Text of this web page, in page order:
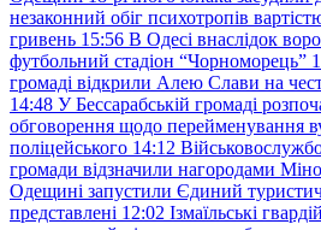
незаконний обіг психотропів
гривень 15:56 В Одесі внаслідок
футбольний стадіон “Чорноморець”
громаді відкрили Алею Слави на
14:48 У Бессарабській громаді
обговорення щодо перейменування
поліцейського 14:12
громади відзначили нагородами
Одещині запустили Єдиний
представлені 12:02 Ізмаїльські